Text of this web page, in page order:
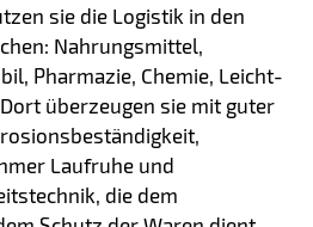
sie die Logistik in den
Nahrungsmittel,
Pharmazie, Chemie, Leicht-
überzeugen sie mit guter
Laufruhe und
die dem